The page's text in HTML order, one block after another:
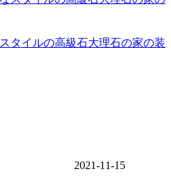
タイルの高級石大理石の家の装
2021-11-15